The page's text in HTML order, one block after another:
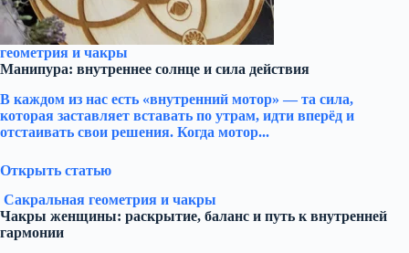
геометрия и чакры
Манипура: внутреннее солнце и сила действия
В каждом из нас есть «внутренний мотор» — та сила,
которая заставляет вставать по утрам, идти вперёд и
отстаивать свои решения. Когда мотор...
Открыть статью
Сакральная геометрия и чакры
Чакры женщины: раскрытие, баланс и путь к внутренней
гармонии